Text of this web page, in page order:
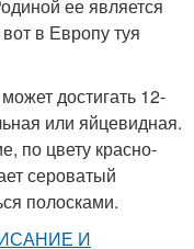
ее является
в Европу туя
достигать 12-
или яйцевидная.
по цвету красно-
сероватый
полосками.